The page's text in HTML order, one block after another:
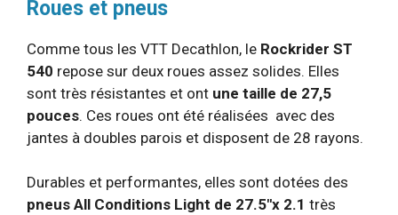
Roues et pneus
Comme tous les VTT Decathlon, le Rockrider ST
540 repose sur deux roues assez solides. Elles
sont très résistantes et ont une taille de 27,5
pouces. Ces roues ont été réalisées avec des
jantes à doubles parois et disposent de 28 rayons.
Durables et performantes, elles sont dotées des
pneus All Conditions Light de 27.5″x 2.1 très